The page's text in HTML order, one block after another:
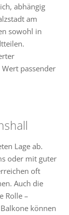
abhängig
am
sowohl in
passender
Lage ab.
oder mit guter
oft
Auch die
Rolle –
können